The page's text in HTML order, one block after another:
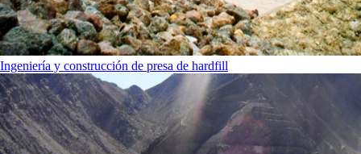
Ingeniería y construcción de presa de hardfill